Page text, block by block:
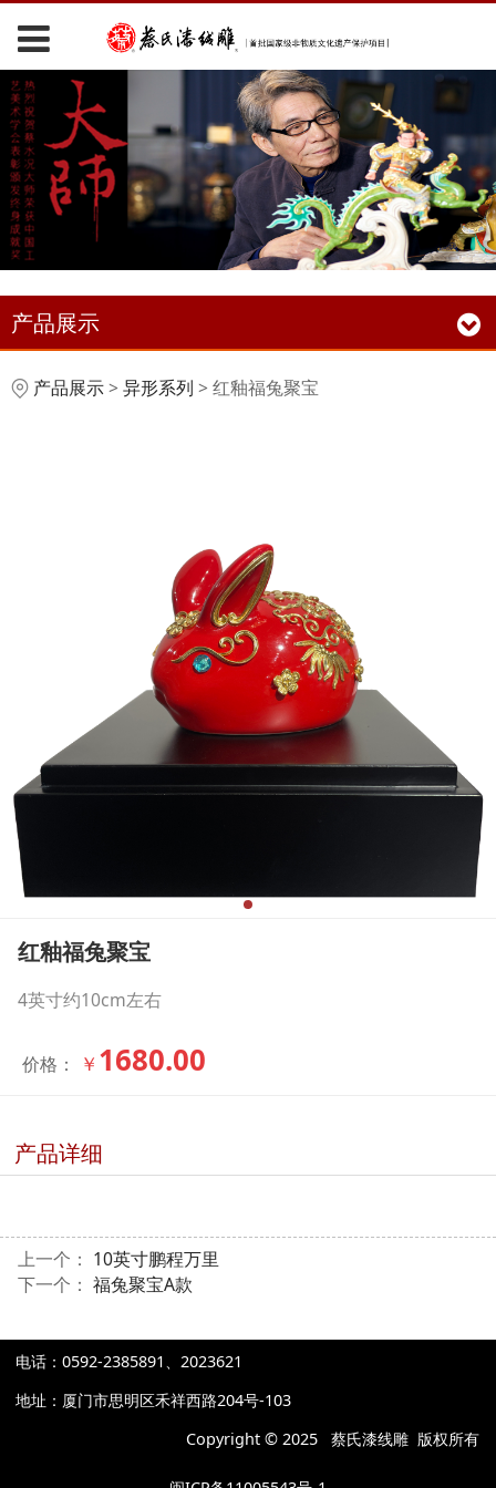
产品展示
红釉福兔聚宝
产品展示> 异形系列 > 红釉福兔聚宝
红釉福兔聚宝
4英寸约10cm左右
价格： ￥ 1680.00
产品详细
上一个： 10英寸鹏程万里
下一个： 福兔聚宝A款
电话：0592-2385891、2023621
地址：厦门市思明区禾祥西路204号-103
Copyright © 2025 蔡氏漆线雕 版权所有​